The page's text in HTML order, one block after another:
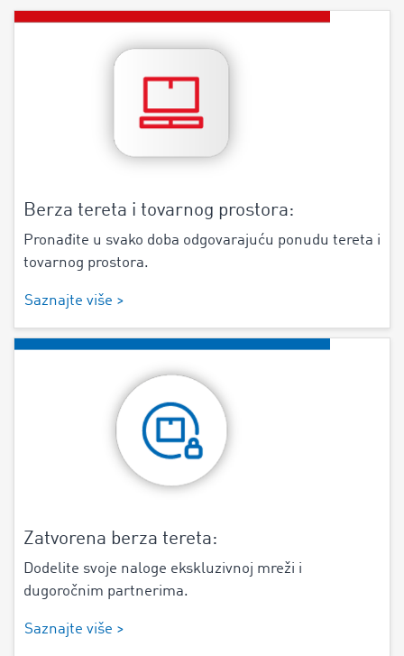
Berza tereta i tovarnog prostora:
Pronađite u svako doba odgovarajuću ponudu tereta i
tovarnog prostora.
Saznajte više >
Zatvorena berza tereta:
Dodelite svoje naloge ekskluzivnoj mreži i
dugoročnim partnerima.
Saznajte više >